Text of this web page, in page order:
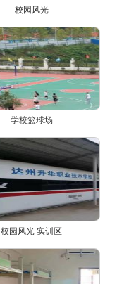
校园风光
学校篮球场
校园风光 实训区